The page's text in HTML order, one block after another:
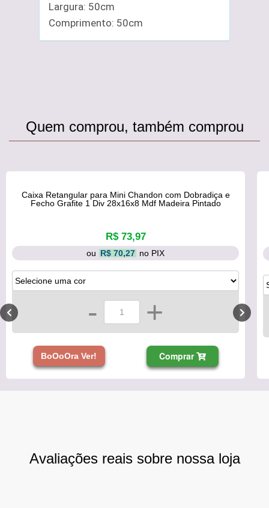
Largura: 50cm
Comprimento: 50cm
Quem comprou, também comprou
Caixa Retangular para Mini Chandon com Dobradiça e
Fecho Grafite 1 Div 28x16x8 Mdf Madeira Pintado
R$ 73,97
ou R$ 70,27 no PIX
- +
BoOoOra Ver! Comprar
Avaliações reais sobre nossa loja